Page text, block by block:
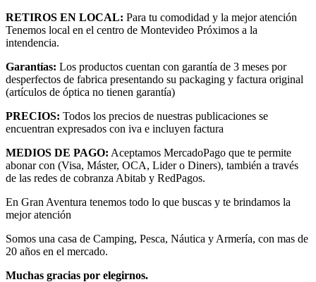
RETIROS EN LOCAL: Para tu comodidad y la mejor atención
Tenemos local en el centro de Montevideo Próximos a la
intendencia.
Garantías: Los productos cuentan con garantía de 3 meses por
desperfectos de fabrica presentando su packaging y factura original
(artículos de óptica no tienen garantía)
PRECIOS: Todos los precios de nuestras publicaciones se
encuentran expresados con iva e incluyen factura
MEDIOS DE PAGO: Aceptamos MercadoPago que te permite
abonar con (Visa, Máster, OCA, Lider o Diners), también a través
de las redes de cobranza Abitab y RedPagos.
En Gran Aventura tenemos todo lo que buscas y te brindamos la
mejor atención
Somos una casa de Camping, Pesca, Náutica y Armería, con mas de
20 años en el mercado.
Muchas gracias por elegirnos.